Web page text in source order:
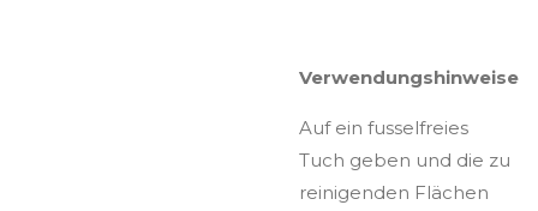
Verwendungshinweise
Auf ein fusselfreies
Tuch geben und die zu
reinigenden Flächen